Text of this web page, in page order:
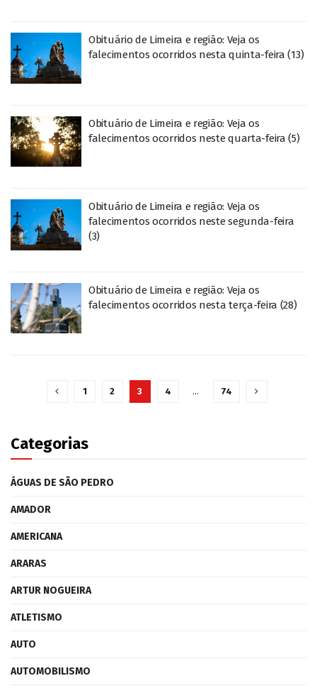
Obituário de Limeira e região: Veja os
falecimentos ocorridos nesta quinta-feira (13)
Obituário de Limeira e região: Veja os
falecimentos ocorridos neste quarta-feira (5)
Obituário de Limeira e região: Veja os
falecimentos ocorridos neste segunda-feira
(3)
Obituário de Limeira e região: Veja os
falecimentos ocorridos nesta terça-feira (28)
1 2 3 4 … 74
Categorias
ÁGUAS DE SÃO PEDRO
AMADOR
AMERICANA
ARARAS
ARTUR NOGUEIRA
ATLETISMO
AUTO
AUTOMOBILISMO